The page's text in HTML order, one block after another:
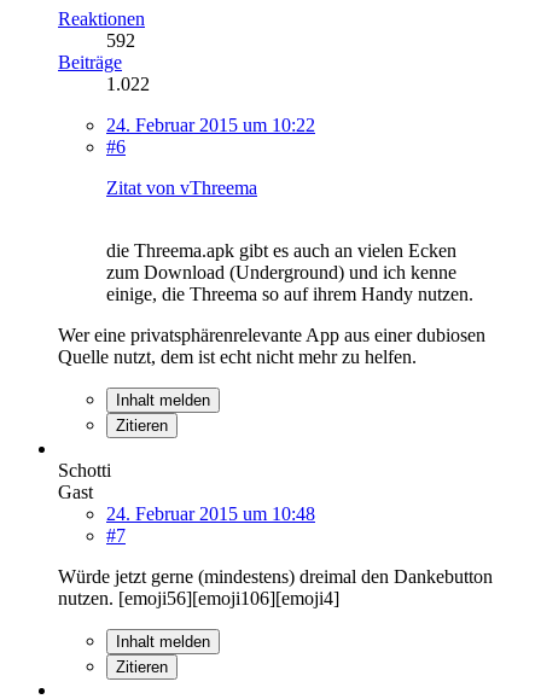
Reaktionen
592
Beiträge
1.022
24. Februar 2015 um 10:22
#6
Zitat von vThreema
die Threema.apk gibt es auch an vielen Ecken
zum Download (Underground) und ich kenne
einige, die Threema so auf ihrem Handy nutzen.
Wer eine privatsphärenrelevante App aus einer dubiosen
Quelle nutzt, dem ist echt nicht mehr zu helfen.
Inhalt melden
Zitieren
Schotti
Gast
24. Februar 2015 um 10:48
#7
Würde jetzt gerne (mindestens) dreimal den Dankebutton
nutzen. [emoji56][emoji106][emoji4]
Inhalt melden
Zitieren